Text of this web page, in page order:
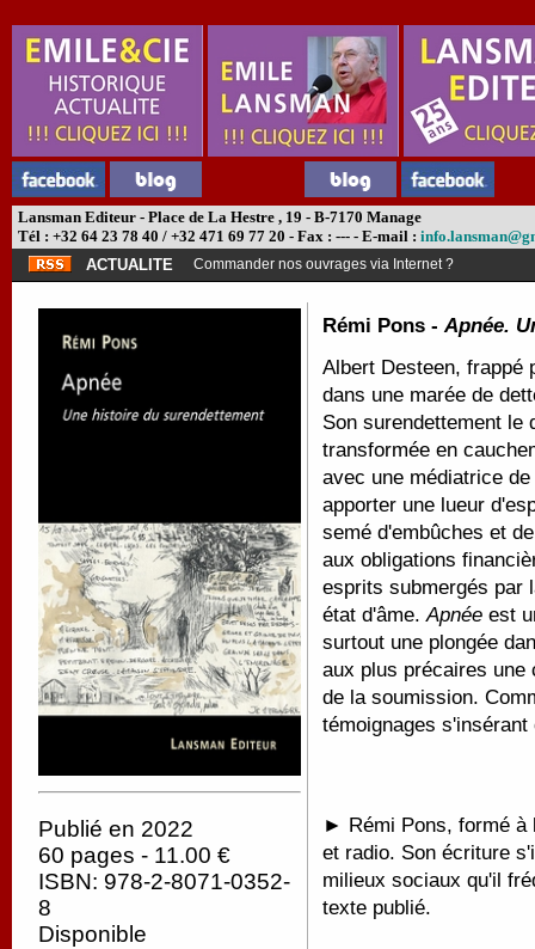
Lansman Editeur - Place de La Hestre , 19 - B-7170 Manage
Tél : +32 64 23 78 40 / +32 471 69 77 20 - Fax : --- - E-mail :
ACTUALITE
Commander nos ouvrages via Internet ?
Publié en 2022
60 pages - 11.00 €
ISBN: 978-2-8071-0352-
8
Disponible
Rémi Pons -Apnée.
Albert Desteen, frappé
dans une marée de
Son surendettement le
transformée en
avec une médiatrice
apporter une lueur
semé d'embûches et
aux obligations
esprits submergés par
état d'âme.Apnée est
surtout une plongée
aux plus précaires une
de la soumission.
témoignages
► Rémi Pons, formé
et radio. Son écriture
milieux sociaux qu'il
texte publié.